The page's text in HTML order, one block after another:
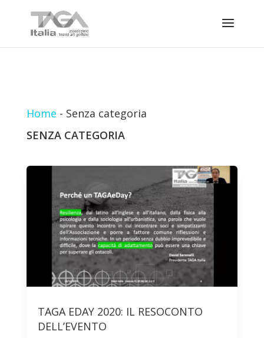
Home - Senza categoria
SENZA CATEGORIA
TAGA EDAY 2020: IL RESOCONTO
DELL’EVENTO